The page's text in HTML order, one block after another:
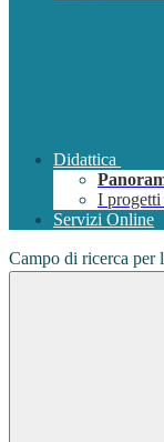
Didattica
I progetti
Servizi Online
Campo di ricerca per